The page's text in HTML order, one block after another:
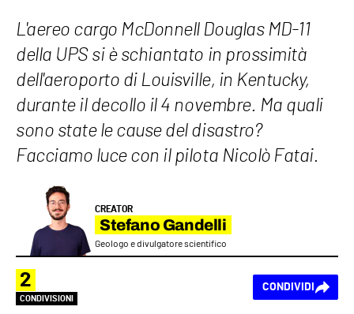
L'aereo cargo McDonnell Douglas MD-11
della UPS si è schiantato in prossimità
dell'aeroporto di Louisville, in Kentucky,
durante il decollo il 4 novembre. Ma quali
sono state le cause del disastro?
Facciamo luce con il pilota Nicolò Fatai.
CREATOR
Stefano Gandelli
Geologo e divulgatore scientifico
2
CONDIVISIONI
CONDIVIDI